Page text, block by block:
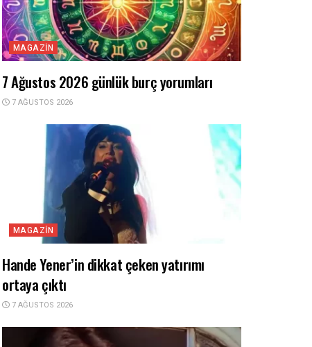
MAGAZIN
7 Ağustos 2026 günlük burç yorumları
7 AĞUSTOS 2026
MAGAZIN
Hande Yener’in dikkat çeken yatırımı
ortaya çıktı
7 AĞUSTOS 2026